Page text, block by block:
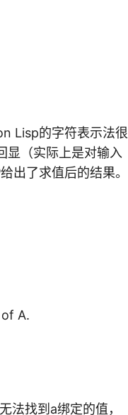
Lisp的字符表示法很
显（实际上是对输入
出了求值后的结果。
A.
法找到a绑定的值，